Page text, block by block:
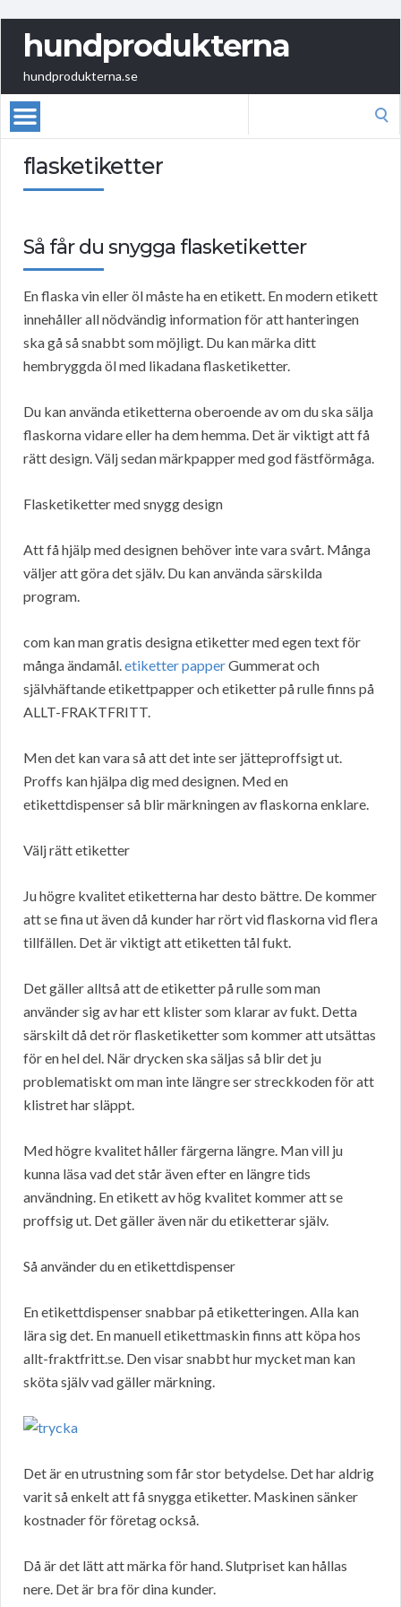
hundprodukterna
hundprodukterna.se
flasketiketter
Så får du snygga flasketiketter
En flaska vin eller öl måste ha en etikett. En modern etikett
innehåller all nödvändig information för att hanteringen
ska gå så snabbt som möjligt. Du kan märka ditt
hembryggda öl med likadana flasketiketter.
Du kan använda etiketterna oberoende av om du ska sälja
flaskorna vidare eller ha dem hemma. Det är viktigt att få
rätt design. Välj sedan märkpapper med god fästförmåga.
Flasketiketter med snygg design
Att få hjälp med designen behöver inte vara svårt. Många
väljer att göra det själv. Du kan använda särskilda
program.
com kan man gratis designa etiketter med egen text för
många ändamål.etiketter papperGummerat och
självhäftande etikettpapper och etiketter på rulle finns på
ALLT-FRAKTFRITT.
Men det kan vara så att det inte ser jätteproffsigt ut.
Proffs kan hjälpa dig med designen. Med en
etikettdispenser så blir märkningen av flaskorna enklare.
Välj rätt etiketter
Ju högre kvalitet etiketterna har desto bättre. De kommer
att se fina ut även då kunder har rört vid flaskorna vid flera
tillfällen. Det är viktigt att etiketten tål fukt.
Det gäller alltså att de etiketter på rulle som man
använder sig av har ett klister som klarar av fukt. Detta
särskilt då det rör flasketiketter som kommer att utsättas
för en hel del. När drycken ska säljas så blir det ju
problematiskt om man inte längre ser streckkoden för att
klistret har släppt.
Med högre kvalitet håller färgerna längre. Man vill ju
kunna läsa vad det står även efter en längre tids
användning. En etikett av hög kvalitet kommer att se
proffsig ut. Det gäller även när du etiketterar själv.
Så använder du en etikettdispenser
En etikettdispenser snabbar på etiketteringen. Alla kan
lära sig det. En manuell etikettmaskin finns att köpa hos
allt-fraktfritt.se. Den visar snabbt hur mycket man kan
sköta själv vad gäller märkning.
Det är en utrustning som får stor betydelse. Det har aldrig
varit så enkelt att få snygga etiketter. Maskinen sänker
kostnader för företag också.
Då är det lätt att märka för hand. Slutpriset kan hållas
nere. Det är bra för dina kunder.